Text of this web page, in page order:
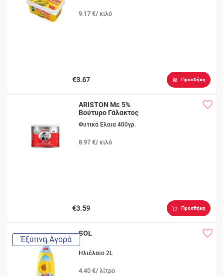
9.17 €/ κιλό
€3.67 Προσθήκη
ARISTON Με 5%
Βούτυρο Γάλακτος
Φυτικά Ελαια 400γρ.
8.97 €/ κιλό
€3.59 Προσθήκη
Έξυπνη Αγορά
SOL
Ηλιέλαιο 2L
4.40 €/ λίτρο